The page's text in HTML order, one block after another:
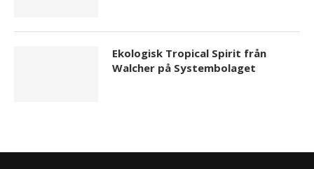
Ekologisk Tropical Spirit från
Walcher på Systembolaget